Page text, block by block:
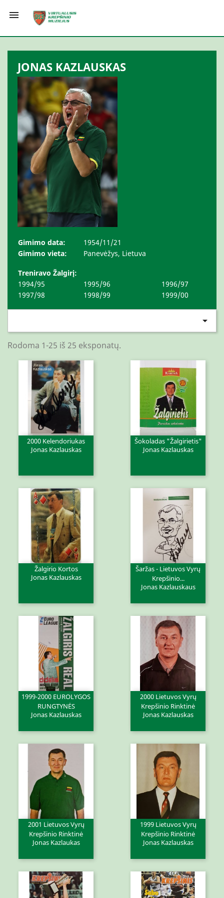

JONAS KAZLAUSKAS
Gimimo data:
1954/11/21
Gimimo vieta:
Panevėžys, Lietuva
Treniravo Žalgirį:
1994/95
1995/96
1996/97
1997/98
1998/99 1999/00

Rodoma 1-25 iš 25 eksponatų.
2000 Kelendoriukas
Jonas Kazlauskas
Šokoladas "Žalgirietis"
Jonas Kazlauskas
Žalgirio Kortos
Jonas Kazlauskas
Šaržas - Lietuvos Vyrų
Krepšinio...
Jonas Kazlauskaus
1999-2000 EUROLYGOS
RUNGTYNĖS
Jonas Kazlauskas
2000 Lietuvos Vyrų
Krepšinio Rinktinė
Jonas Kazlauskas
2001 Lietuvos Vyrų
Krepšinio Rinktinė
Jonas Kazlaukas
1999 Lietuvos Vyrų
Krepšinio Rinktinė
Jonas Kazlauskas